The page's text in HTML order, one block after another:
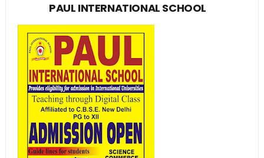
PAUL INTERNATIONAL SCHOOL